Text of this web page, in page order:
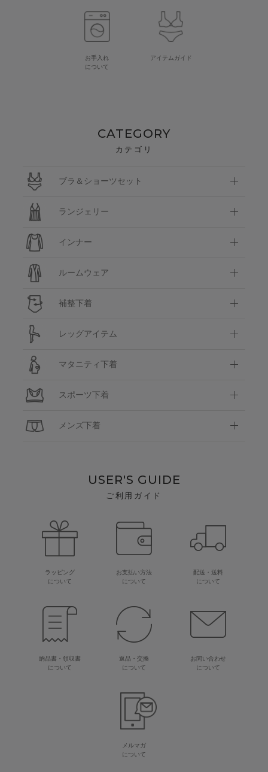
お手入れ
について
アイテムガイド
CATEGORY
カテゴリ
ブラ＆ショーツセット
ランジェリー
インナー
ルームウェア
補整下着
レッグアイテム
マタニティ下着
スポーツ下着
メンズ下着
USER'S GUIDE
ご利用ガイド
ラッピング
について
お支払い方法
について
配送・送料
について
納品書・領収書
について
返品・交換
について
お問い合わせ
について
メルマガ
について